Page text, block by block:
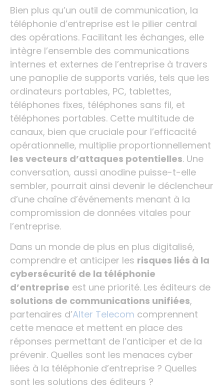
Bien plus qu’un outil de communication, la
téléphonie d’entreprise est le pilier central
des opérations. Facilitant les échanges, elle
intègre l’ensemble des communications
internes et externes de l’entreprise à travers
une panoplie de supports variés, tels que les
ordinateurs portables, PC, tablettes,
téléphones fixes, téléphones sans fil, et
téléphones portables. Cette multitude de
canaux, bien que cruciale pour l’efficacité
opérationnelle, multiplie proportionnellement
les vecteurs d’attaques potentielles. Une
conversation, aussi anodine puisse-t-elle
sembler, pourrait ainsi devenir le déclencheur
d’une chaîne d’événements menant à la
compromission de données vitales pour
l’entreprise.
Dans un monde de plus en plus digitalisé,
comprendre et anticiper les risques liés à la
cybersécurité de la téléphonie
d’entreprise est une priorité. Les éditeurs de
solutions de communications unifiées,
partenaires d’Alter Telecom comprennent
cette menace et mettent en place des
réponses permettant de l’anticiper et de la
prévenir. Quelles sont les menaces cyber
liées à la téléphonie d’entreprise ? Quelles
sont les solutions des éditeurs ?